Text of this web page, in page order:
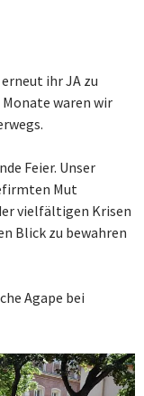
ihr JA zu
waren wir
Feier. Unser
Mut
vielfältigen Krisen
Blick zu bewahren
Agape bei